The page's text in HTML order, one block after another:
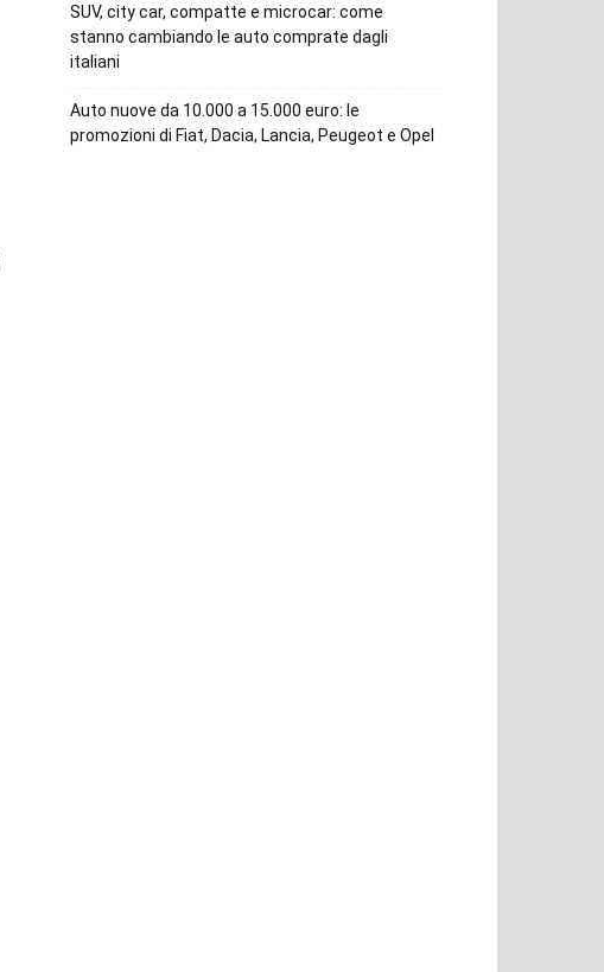
SUV, city car, compatte e microcar: come
stanno cambiando le auto comprate dagli
italiani
Auto nuove da 10.000 a 15.000 euro: le
promozioni di Fiat, Dacia, Lancia, Peugeot e Opel